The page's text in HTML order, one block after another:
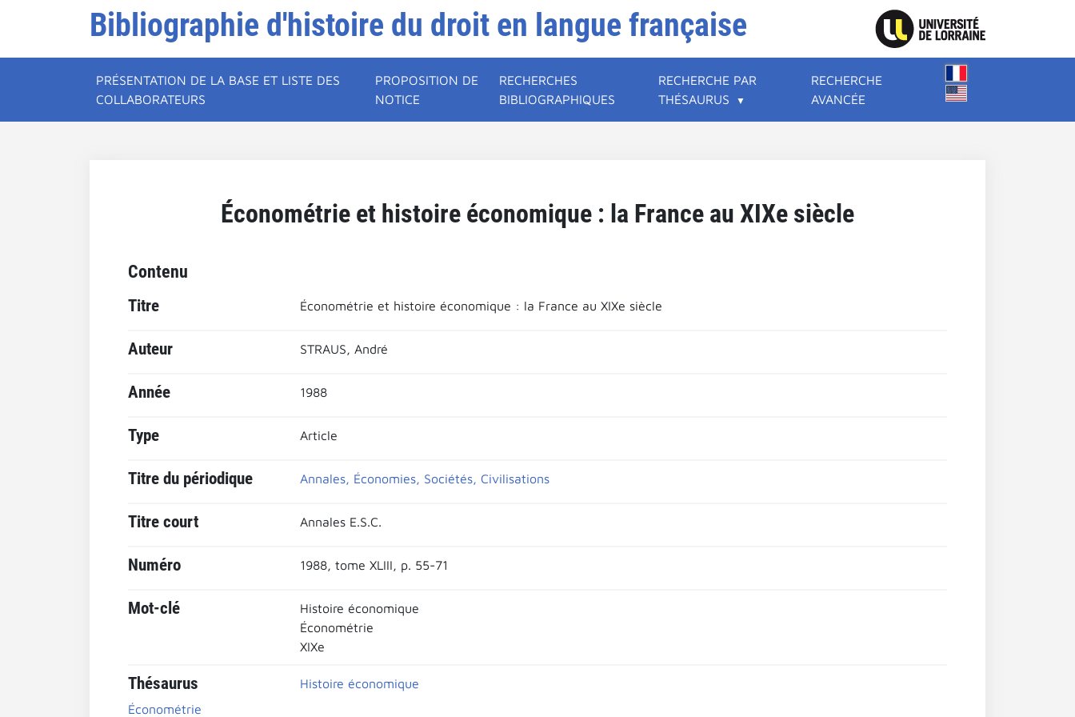
Bibliographie d'histoire du droit en langue française
PRÉSENTATION DE LA BASE ET LISTE DES
COLLABORATEURS
PROPOSITION DE
NOTICE
RECHERCHES
BIBLIOGRAPHIQUES
RECHERCHE PAR
THÉSAURUS
RECHERCHE
AVANCÉE
Économétrie et histoire économique : la France au XIXe siècle
Contenu
Titre Économétrie et histoire économique : la France au XIXe siècle
Auteur STRAUS, André
Année 1988
Type Article
Titre du périodique Annales, Économies, Sociétés, Civilisations
Titre court Annales E.S.C.
Numéro 1988, tome XLIII, p. 55-71
Mot-clé
Histoire économique
Économétrie
XIXe
Thésaurus
Histoire économique
Économétrie